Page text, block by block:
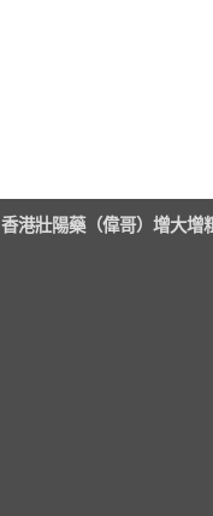
香港壯陽藥（偉哥）增大增